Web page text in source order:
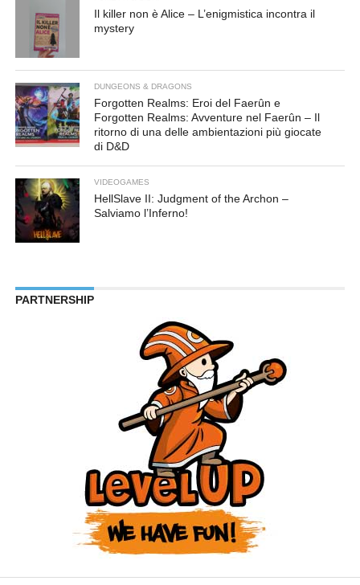
Il killer non è Alice – L’enigmistica incontra il
mystery
DUNGEONS & DRAGONS
Forgotten Realms: Eroi del Faerûn e
Forgotten Realms: Avventure nel Faerûn – Il
ritorno di una delle ambientazioni più giocate
di D&D
VIDEOGAMES
HellSlave II: Judgment of the Archon –
Salviamo l’Inferno!
PARTNERSHIP